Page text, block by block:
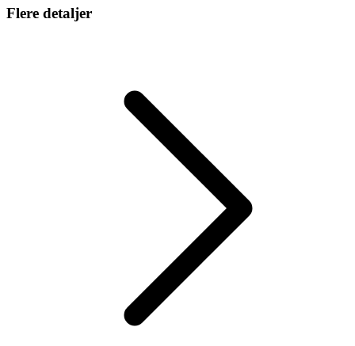
Flere detaljer